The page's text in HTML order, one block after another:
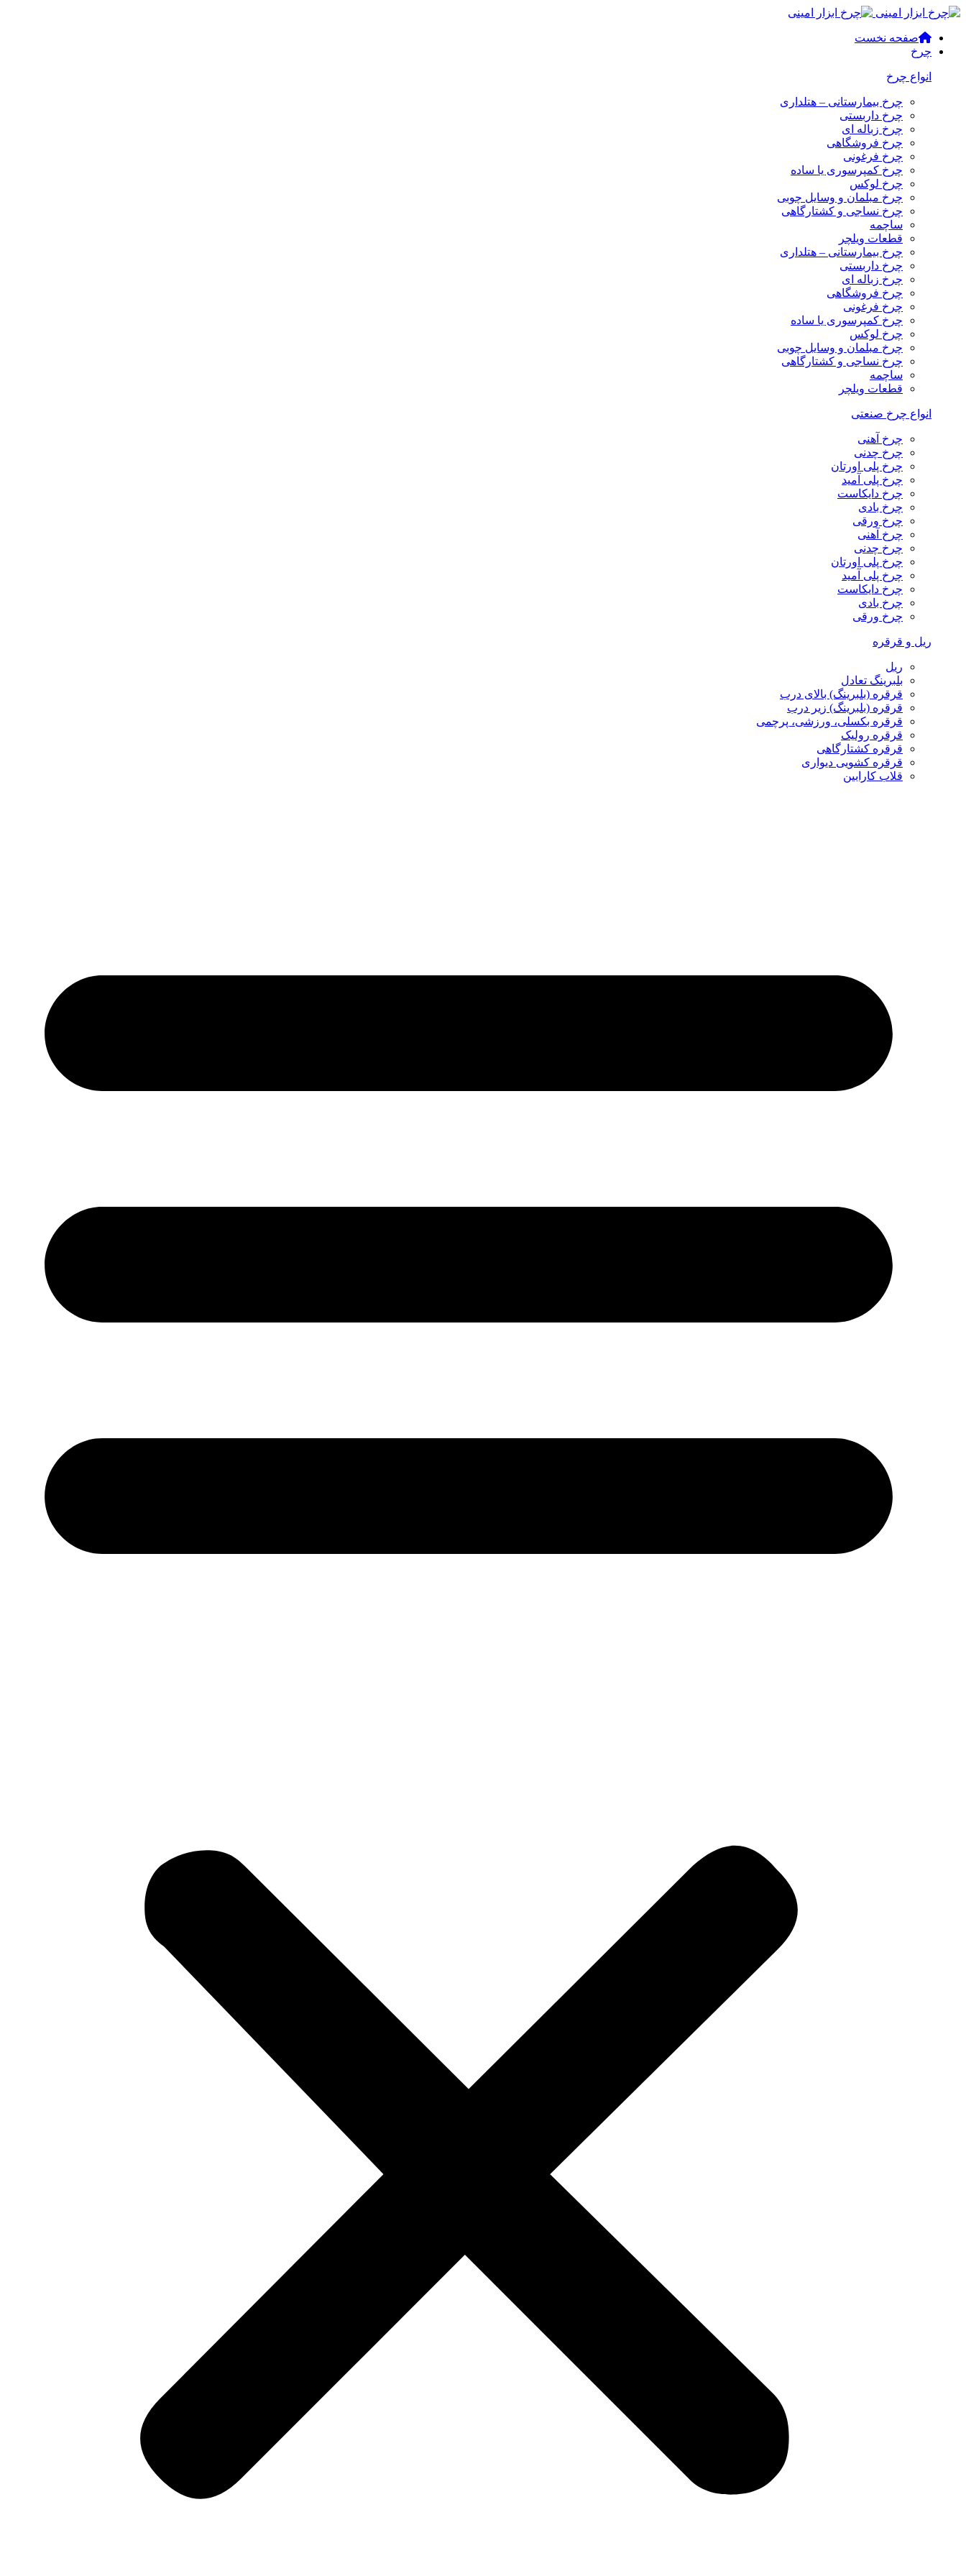
صفحه نخست
چرخ
انواع چرخ
چرخ بیمارستانی – هتلداری
چرخ داربستی
چرخ زباله ای
چرخ فروشگاهی
چرخ فرغونی
چرخ کمپرسوری یا ساده
چرخ لوکس
چرخ مبلمان و وسایل چوبی
چرخ نساجی و کشتارگاهی
ساچمه
قطعات ویلچر
چرخ بیمارستانی – هتلداری
چرخ داربستی
چرخ زباله ای
چرخ فروشگاهی
چرخ فرغونی
چرخ کمپرسوری یا ساده
چرخ لوکس
چرخ مبلمان و وسایل چوبی
چرخ نساجی و کشتارگاهی
ساچمه
قطعات ویلچر
انواع چرخ صنعتی
چرخ آهنی
چرخ چدنی
چرخ پلی اورتان
چرخ پلی آمید
چرخ دایکاست
چرخ بادی
چرخ ورقی
چرخ آهنی
چرخ چدنی
چرخ پلی اورتان
چرخ پلی آمید
چرخ دایکاست
چرخ بادی
چرخ ورقی
ریل و قرقره
ریل
بلبرینگ تعادل
قرقره (بلبرینگ) بالای درب
قرقره (بلبرینگ) زیر درب
قرقره بکسلی، ورزشی، پرچمی
قرقره رولیک
قرقره کشتارگاهی
قرقره کشویی دیواری
قلاب کارابین